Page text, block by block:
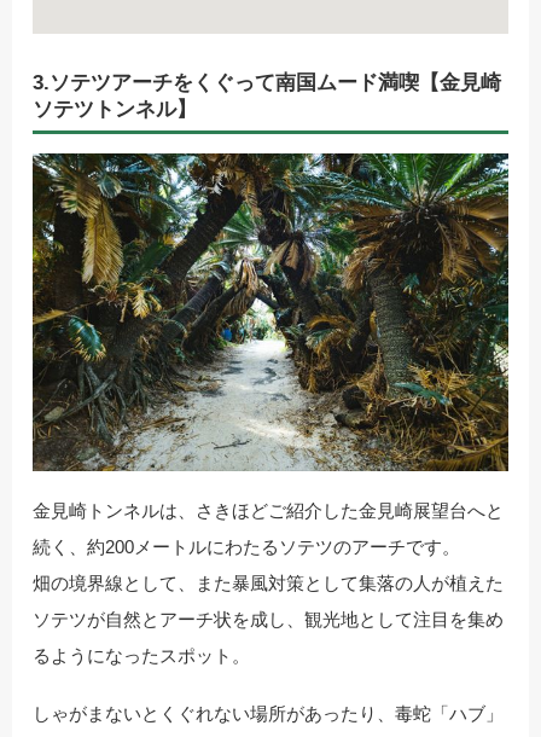
3.ソテツアーチをくぐって南国ムード満喫【金見崎
ソテツトンネル】
金見崎トンネルは、さきほどご紹介した金見崎展望台へと
続く、約200メートルにわたるソテツのアーチです。
畑の境界線として、また暴風対策として集落の人が植えた
ソテツが自然とアーチ状を成し、観光地として注目を集め
るようになったスポット。
しゃがまないとくぐれない場所があったり、毒蛇「ハブ」